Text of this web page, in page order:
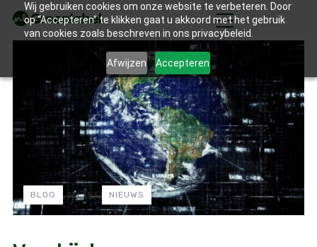
Wij gebruiken cookies om onze website te verbeteren. Door
op “Accepteren” te klikken gaat u akkoord met het gebruik
van cookies zoals beschreven in ons privacybeleid.
Afwijzen Accepteren
BLOG ALL(%S) NIEUWS